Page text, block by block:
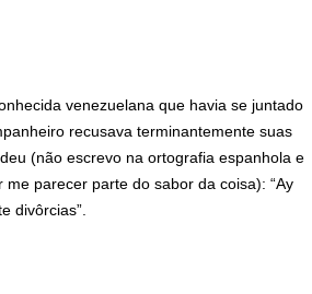
venezuelana que havia se juntado
recusava terminantemente suas
(não escrevo na ortografia espanhola e
parecer parte do sabor da coisa): “Ay
divôrcias”.